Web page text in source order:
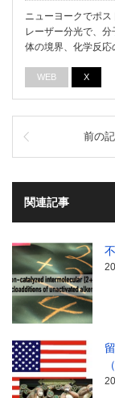
ニューヨークでポ
レーザー分光で、
体の境界、化学反応
WEB X
前の
関連記事